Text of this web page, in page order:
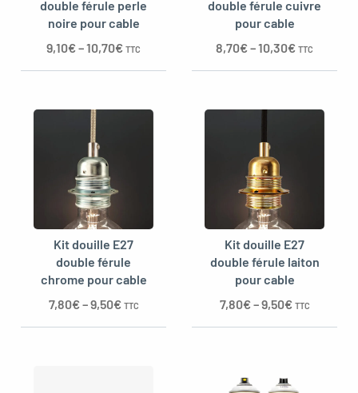
double férule perle
noire pour cable
9,10€–10,70€ TTC
double férule cuivre
pour cable
8,70€–10,30€ TTC
Kit douille E27
double férule
chrome pour cable
7,80€–9,50€ TTC
Kit douille E27
double férule laiton
pour cable
7,80€–9,50€ TTC